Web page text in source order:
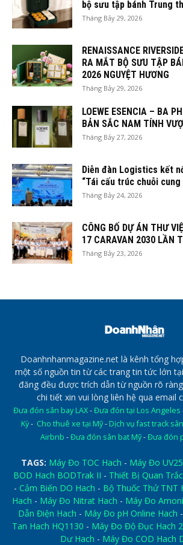
bộ sưu tập bánh Trung
Tháng Bảy 29, 2026
RENAISSANCE
RA MẮT BỘ SƯU TẬP
2026 NGUYỆT HƯƠNG
Tháng Bảy 29, 2026
LOEWE ESENCIA – BA
BẢN SẮC NAM TÍNH
Tháng Bảy 27, 2026
Diễn đàn Logistics kết
“Tái cấu trúc chuỗi
Tháng Bảy 24, 2026
CÔNG BỐ DỰ ÁN THƯ
17 CARAVAN 2030 LẦN
Tháng Bảy 23, 2026
Doanhnhanmagazine.net là kênh tổng
một số nguồn tin từ các trang tin tức lớn
đăng đều được trích dẫn từ nguồn rõ
chi tiết xin vui lòng liên hệ qua email
Đưa đón sân bay LAX-Đưa đón tại Los Angeles
Kỳ- Cho thuê xe tại Mỹ- Dịch vụ fast track
Airbnb -Đưa đón sân bat Mỹ-Đưa đón
TAGS: Máy Đo TOC Hach - Máy Đo
BOD Hach BODTrak II - Thiết Bị Quan
- Cảm Biến DO Hach - Bộ Thuốc Thử TNT
Hach - Máy Đo Nitrat Hach - Máy Đo
Dẫn Điện Hach - Máy Đo pH Online Hach -
Tan Hach HQ1130 - Máy Đo Độ Đục Hach
Dư Hach - Máy Đo COD Hach